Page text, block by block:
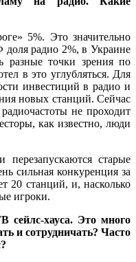
5%. Это значительно
радио 2%, в Украине
точки зрения по
в это углубляться. Для
инвестиций в радио и
новых станций. Сейчас
не проходит
как известно, люди
старые
сильная конкуренция за
20 станций, и, насколько
игроки.
хауса. Это много
и сотрудничать? Часто